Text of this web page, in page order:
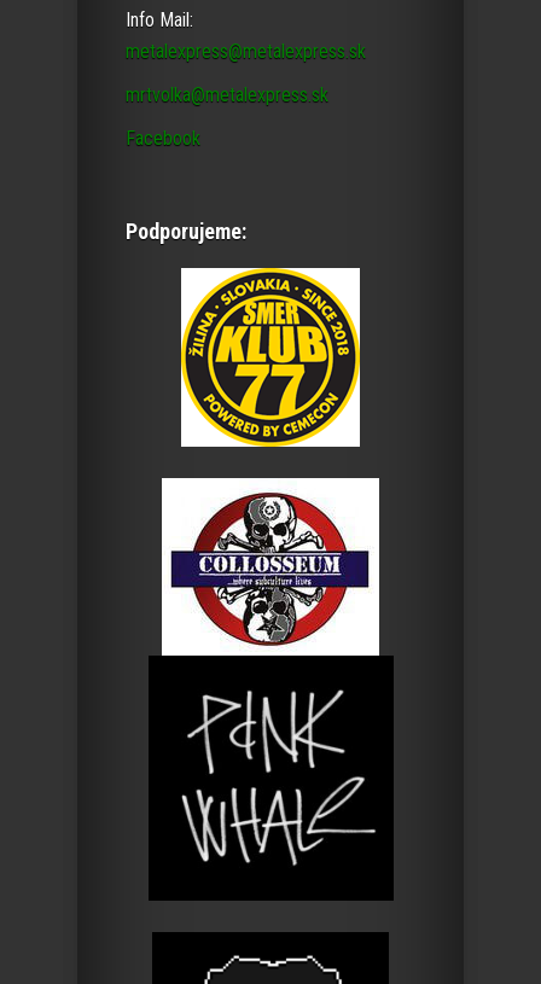
Info Mail:
metalexpress@metalexpress.sk
mrtvolka@metalexpress.sk
Facebook
Podporujeme: